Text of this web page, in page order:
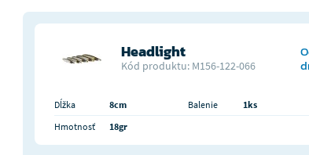
Headlight
Kód produktu: M156-122-066
Dĺžka 8cm Balenie 1ks
Hmotnosť
18gr